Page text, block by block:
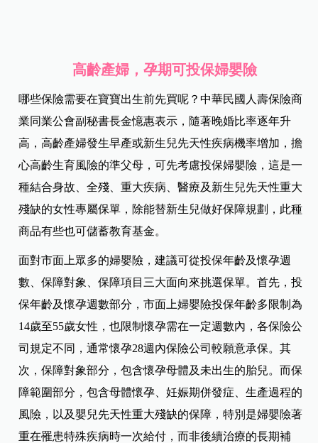
高齡產婦，孕期可投保婦嬰險
哪些保險需要在寶寶出生前先買呢？中華民國人壽保險商
業同業公會副秘書長金憶惠表示，隨著晚婚比率逐年升
高，高齡產婦發生早產或新生兒先天性疾病機率增加，擔
心高齡生育風險的準父母，可先考慮投保婦嬰險，這是一
種結合身故、全殘、重大疾病、醫療及新生兒先天性重大
殘缺的女性專屬保單，除能替新生兒做好保障規劃，此種
商品有些也可儲蓄教育基金。
面對市面上眾多的婦嬰險，建議可從投保年齡及懷孕週
數、保障對象、保障項目三大面向來挑選保單。首先，投
保年齡及懷孕週數部分，市面上婦嬰險投保年齡多限制為
14歲至55歲女性，也限制懷孕需在一定週數內，各保險公
司規定不同，通常懷孕28週內保險公司較願意承保。其
次，保障對象部分，包含懷孕母體及未出生的胎兒。而保
障範圍部分，包含母體懷孕、妊娠期併發症、生產過程的
風險，以及嬰兒先天性重大殘缺的保障，特別是婦嬰險著
重在罹患特殊疾病時一次給付，而非後續治療的長期補